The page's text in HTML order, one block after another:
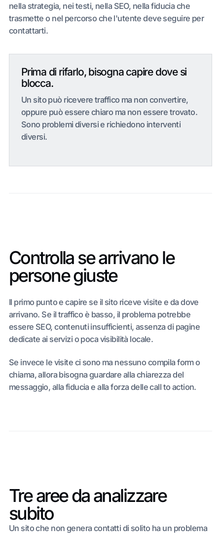
nella strategia, nei testi, nella SEO, nella fiducia che
trasmette o nel percorso che l'utente deve seguire per
contattarti.
Prima di rifarlo, bisogna capire dove si
blocca.
Un sito può ricevere traffico ma non convertire,
oppure può essere chiaro ma non essere trovato.
Sono problemi diversi e richiedono interventi
diversi.
Controlla se arrivano le
persone giuste
Il primo punto e capire se il sito riceve visite e da dove
arrivano. Se il traffico è basso, il problema potrebbe
essere SEO, contenuti insufficienti, assenza di pagine
dedicate ai servizi o poca visibilità locale.
Se invece le visite ci sono ma nessuno compila form o
chiama, allora bisogna guardare alla chiarezza del
messaggio, alla fiducia e alla forza delle call to action.
Tre aree da analizzare
subito
Un sito che non genera contatti di solito ha un problema